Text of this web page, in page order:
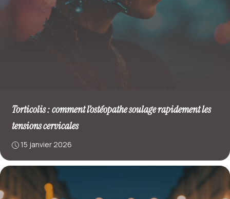
Torticolis : comment l’ostéopathe soulage rapidement les
tensions cervicales
15 janvier 2026